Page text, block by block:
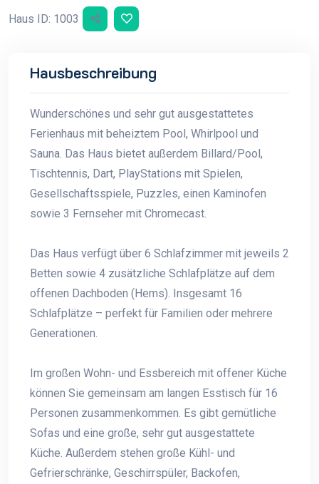
Haus ID: 1003
Hausbeschreibung
Wunderschönes und sehr gut ausgestattetes
Ferienhaus mit beheiztem Pool, Whirlpool und
Sauna. Das Haus bietet außerdem Billard/Pool,
Tischtennis, Dart, PlayStations mit Spielen,
Gesellschaftsspiele, Puzzles, einen Kaminofen
sowie 3 Fernseher mit Chromecast.
Das Haus verfügt über 6 Schlafzimmer mit jeweils 2
Betten sowie 4 zusätzliche Schlafplätze auf dem
offenen Dachboden (Hems). Insgesamt 16
Schlafplätze – perfekt für Familien oder mehrere
Generationen.
Im großen Wohn- und Essbereich mit offener Küche
können Sie gemeinsam am langen Esstisch für 16
Personen zusammenkommen. Es gibt gemütliche
Sofas und eine große, sehr gut ausgestattete
Küche. Außerdem stehen große Kühl- und
Gefrierschränke, Geschirrspüler, Backofen,